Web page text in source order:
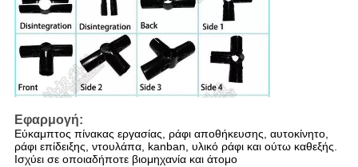
Εφαρμογή:
Εύκαμπτος πίνακας εργασίας, ράφι αποθήκευσης, αυτοκίνητο,
ράφι επίδειξης, ντουλάπα, kanban, υλικό ράφι και ούτω καθεξής.
Ισχύει σε οποιαδήποτε βιομηχανία και άτομο